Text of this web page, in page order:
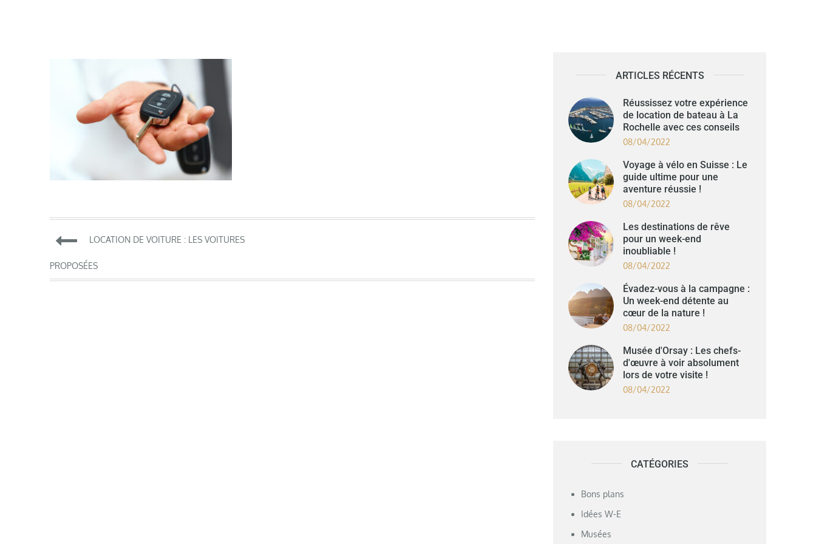
Navigation
de
LOCATION DE VOITURE : LES VOITURES
PROPOSÉES
ARTICLES RÉCENTS
Réussissez votre expérience
de location de bateau à La
Rochelle avec ces conseils
08/04/2022
Voyage à vélo en Suisse : Le
guide ultime pour une
aventure réussie !
08/04/2022
Les destinations de rêve
pour un week-end
inoubliable !
08/04/2022
Évadez-vous à la campagne :
Un week-end détente au
cœur de la nature !
08/04/2022
Musée d'Orsay : Les chefs-
d'œuvre à voir absolument
lors de votre visite !
08/04/2022
CATÉGORIES
Bons plans
Idées W-E
Musées